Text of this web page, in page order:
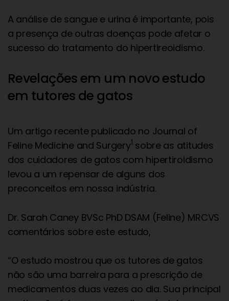
A análise de sangue e urina é importante, pois
a presença de outras doenças pode afetar o
sucesso do tratamento do hipertireoidismo.
Revelações em um novo estudo
em tutores de gatos
Um artigo recente publicado no Journal of
Feline Medicine and Surgery1 sobre as atitudes
dos cuidadores de gatos com hipertiroidismo
levou a um repensar de alguns dos
preconceitos em nossa indústria.
Dr. Sarah Caney BVSc PhD DSAM (Feline) MRCVS
comentários sobre este estudo,
“O estudo mostrou que os tutores de gatos
não são uma barreira para a prescrição de
medicamentos duas vezes ao dia. Sua principal